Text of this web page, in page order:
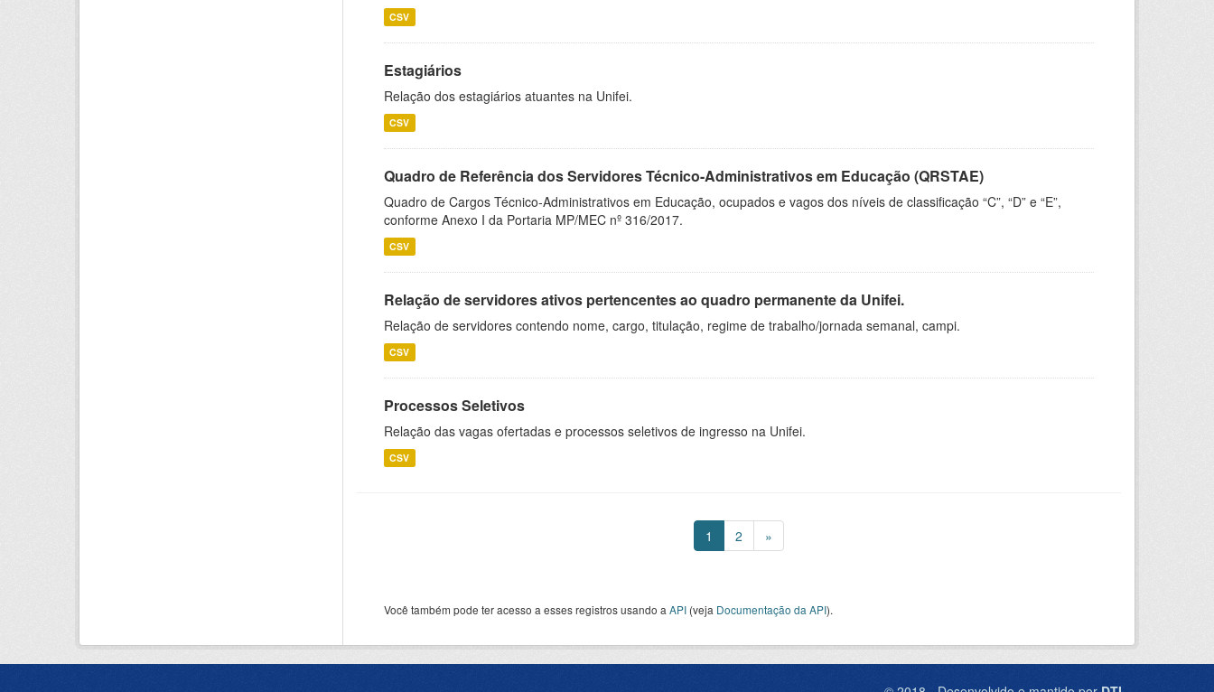
CSV
Estagiários
Relação dos estagiários atuantes na Unifei.
CSV
Quadro de Referência dos Servidores Técnico-Administrativos em Educação (QRSTAE)
Quadro de Cargos Técnico-Administrativos em Educação, ocupados e vagos dos níveis de classificação “C”, “D” e “E”,
conforme Anexo I da Portaria MP/MEC nº 316/2017.
CSV
Relação de servidores ativos pertencentes ao quadro permanente da Unifei.
Relação de servidores contendo nome, cargo, titulação, regime de trabalho/jornada semanal, campi.
CSV
Processos Seletivos
Relação das vagas ofertadas e processos seletivos de ingresso na Unifei.
CSV
1 2 »
Você também pode ter acesso a esses registros usando a API (veja Documentação da API).